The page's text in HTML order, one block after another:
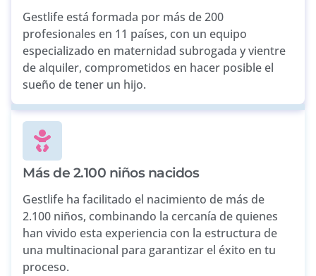
Gestlife está formada por más de 200
profesionales en 11 países, con un equipo
especializado en maternidad subrogada y vientre
de alquiler, comprometidos en hacer posible el
sueño de tener un hijo.
Más de 2.100 niños nacidos
Gestlife ha facilitado el nacimiento de más de
2.100 niños, combinando la cercanía de quienes
han vivido esta experiencia con la estructura de
una multinacional para garantizar el éxito en tu
proceso.